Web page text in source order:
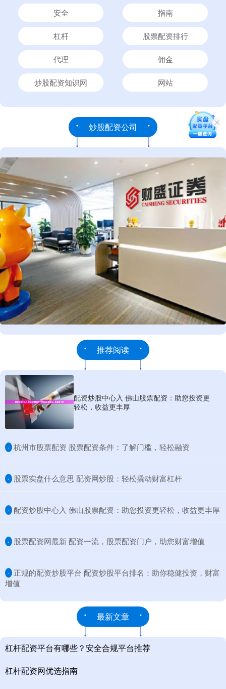
安全 指南
杠杆 股票配资排行
代理 佣金
炒股配资知识网 网站
炒股配资公司
推荐阅读
配资炒股中心入 佛山股票配资：助您投资更
轻松，收益更丰厚
· ​杭州市股票配资 股票配资条件：了解门槛，轻松融资
· ​股票实盘什么意思 配资网炒股：轻松撬动财富杠杆
· ​配资炒股中心入 佛山股票配资：助您投资更轻松，收益更丰厚
· ​股票配资网最新 配资一流，股票配资门户，助您财富增值
· ​正规的配资炒股平台 配资炒股平台排名：助你稳健投资，财富
增值
最新文章
杠杆配资平台有哪些？安全合规平台推荐
杠杆配资网优选指南